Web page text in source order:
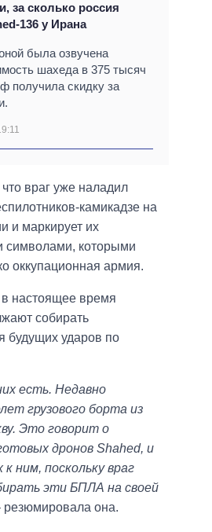
за сколько россия
136 у Ирана
была озвучена
шахеда в 375 тысяч
получила скидку за
враг уже наладил
камикадзе на
и маркирует их
символами, которыми
оккупационная армия.
настоящее время
собирать
будущих ударов по
есть. Недавно
грузового борта из
Это говорит о
дронов Shahed, и
ним, поскольку враг
эти БПЛА на своей
резюмировала она.